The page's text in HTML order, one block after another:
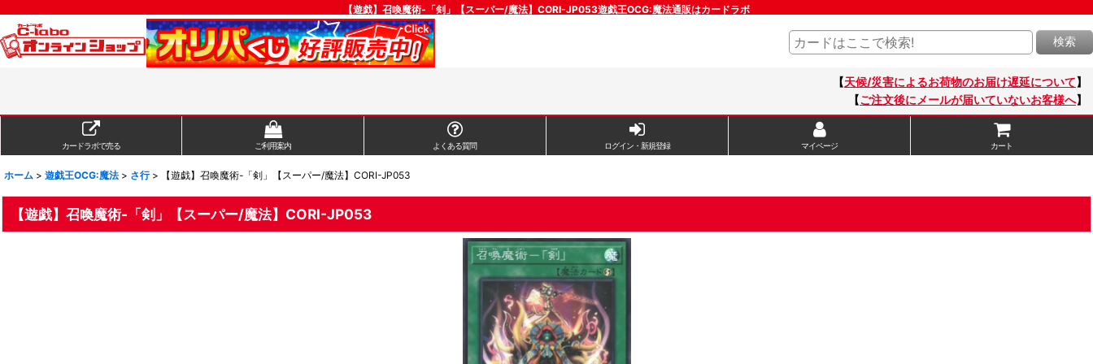
【遊戯】召喚魔術-「剣」【スーパー/魔法】CORI-JP053遊戯王OCG:魔法通販はカードラボ
検索
【天候/災害によるお荷物のお届け遅延について】
【ご注文後にメールが届いていないお客様へ】
カードラボで売る ご利用案内 よくある質問 ログイン・新規登録 マイページ カート
ホーム > 遊戯王OCG:魔法 > さ行 > 【遊戯】召喚魔術-「剣」【スーパー/魔法】CORI-JP053
【遊戯】召喚魔術-「剣」【スーパー/魔法】CORI-JP053